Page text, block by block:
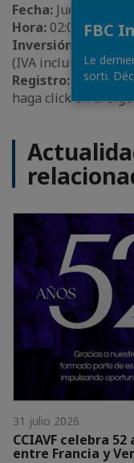
Fecha: Jueves 09/09/
Hora: 02:00 pm.
Inversión:
(IVA incluido).
Registro:
Envíe un
haga click en el
31 julio 2026
CCIAVF celebra
entre Francia y
FBC
Le
sorti.